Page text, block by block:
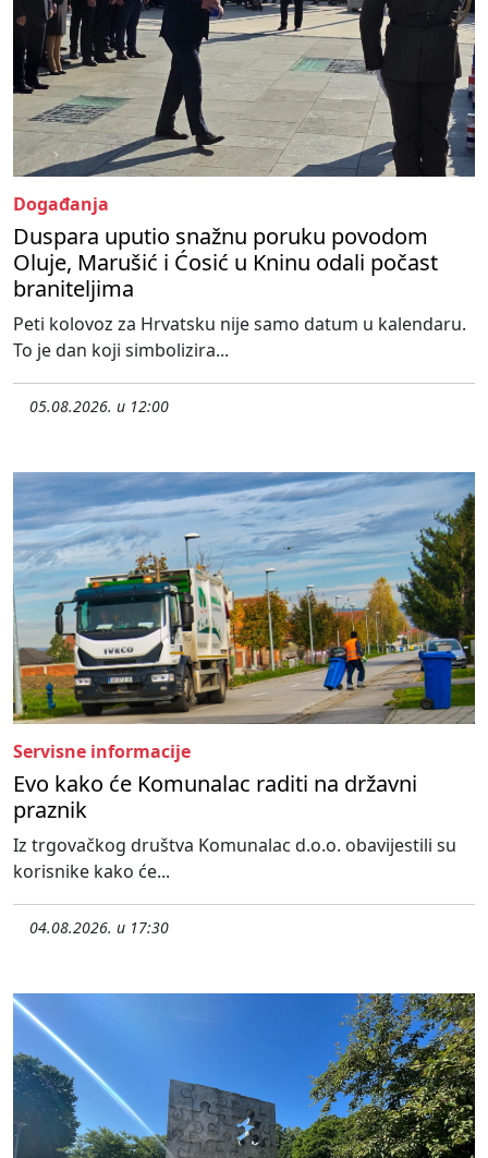
Događanja
Duspara uputio snažnu poruku povodom
Oluje, Marušić i Ćosić u Kninu odali počast
braniteljima
Peti kolovoz za Hrvatsku nije samo datum u kalendaru.
To je dan koji simbolizira...
05.08.2026. u 12:00
Servisne informacije
Evo kako će Komunalac raditi na državni
praznik
Iz trgovačkog društva Komunalac d.o.o. obavijestili su
korisnike kako će...
04.08.2026. u 17:30